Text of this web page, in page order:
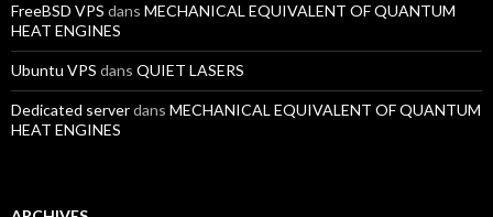
FreeBSD VPS dans MECHANICAL EQUIVALENT OF QUANTUM
HEAT ENGINES
Ubuntu VPS dans QUIET LASERS
Dedicated serverdans MECHANICAL EQUIVALENT OF QUANTUM
HEAT ENGINES